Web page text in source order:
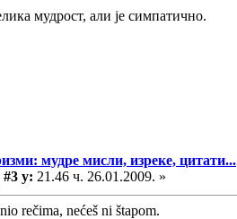
мудрост, али је симпатично.
мудре мисли, изреке, цитати...
у: 21.46 ч. 26.01.2009. »
rečima, nećeš ni štapom.